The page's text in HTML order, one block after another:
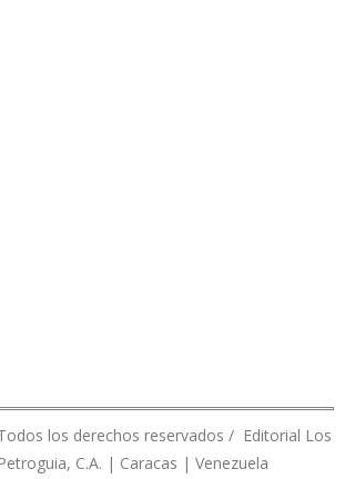
los derechos reservados / Editorial Los
C.A. | Caracas | Venezuela